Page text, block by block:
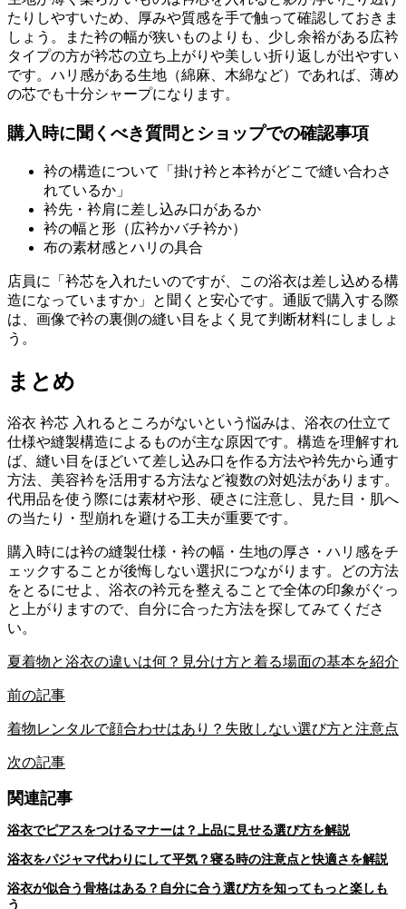
たりしやすいため、厚みや質感を手で触って確認しておきま
しょう。また衿の幅が狭いものよりも、少し余裕がある広衿
タイプの方が衿芯の立ち上がりや美しい折り返しが出やすい
です。ハリ感がある生地（綿麻、木綿など）であれば、薄め
の芯でも十分シャープになります。
購入時に聞くべき質問とショップでの確認事項
衿の構造について「掛け衿と本衿がどこで縫い合わさ
れているか」
衿先・衿肩に差し込み口があるか
衿の幅と形（広衿かバチ衿か）
布の素材感とハリの具合
店員に「衿芯を入れたいのですが、この浴衣は差し込める構
造になっていますか」と聞くと安心です。通販で購入する際
は、画像で衿の裏側の縫い目をよく見て判断材料にしましょ
う。
まとめ
浴衣 衿芯 入れるところがないという悩みは、浴衣の仕立て
仕様や縫製構造によるものが主な原因です。構造を理解すれ
ば、縫い目をほどいて差し込み口を作る方法や衿先から通す
方法、美容衿を活用する方法など複数の対処法があります。
代用品を使う際には素材や形、硬さに注意し、見た目・肌へ
の当たり・型崩れを避ける工夫が重要です。
購入時には衿の縫製仕様・衿の幅・生地の厚さ・ハリ感をチ
ェックすることが後悔しない選択につながります。どの方法
をとるにせよ、浴衣の衿元を整えることで全体の印象がぐっ
と上がりますので、自分に合った方法を探してみてくださ
い。
夏着物と浴衣の違いは何？見分け方と着る場面の基本を紹介
前の記事
着物レンタルで顔合わせはあり？失敗しない選び方と注意点
次の記事
関連記事
浴衣でピアスをつけるマナーは？上品に見せる選び方を解説
浴衣をパジャマ代わりにして平気？寝る時の注意点と快適さを解説
浴衣が似合う骨格はある？自分に合う選び方を知ってもっと楽しも
う